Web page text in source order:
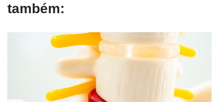
também: